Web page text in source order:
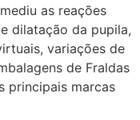
as reações
dilatação da pupila,
variações de
de Fraldas
principais marcas